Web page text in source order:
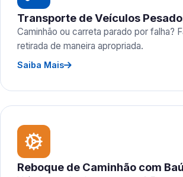
Transporte de Veículos
Caminhão ou carreta parado por falha?
retirada de maneira apropriada.
Saiba Mais
Reboque de Caminhão com Baú